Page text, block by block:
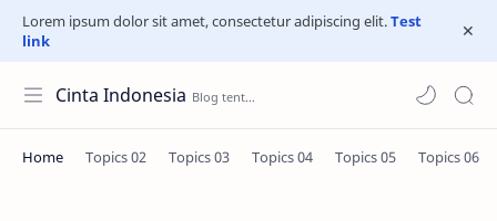
Lorem ipsum dolor sit amet, consectetur adipiscing elit.Test
link
Cinta Indonesia